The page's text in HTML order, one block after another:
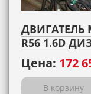
ДВИГАТЕЛЬ
R56 1.6D
Цена: 172
В корзину